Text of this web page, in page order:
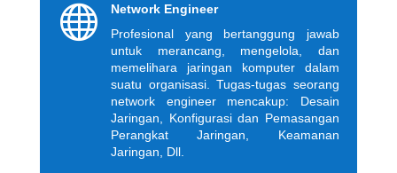

Network Engineer
Profesional yang bertanggung jawab
untuk merancang, mengelola, dan
memelihara jaringan komputer dalam
suatu organisasi. Tugas-tugas seorang
network engineer mencakup: Desain
Jaringan, Konfigurasi dan Pemasangan
Perangkat Jaringan, Keamanan
Jaringan, Dll.